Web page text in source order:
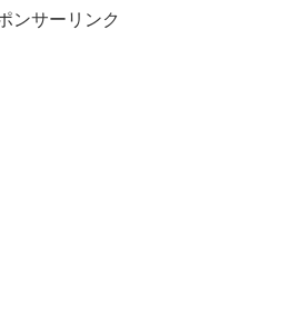
ンサーリンク